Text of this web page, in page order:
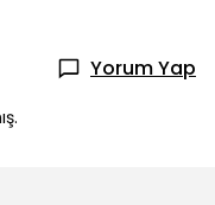
Yorum Yap